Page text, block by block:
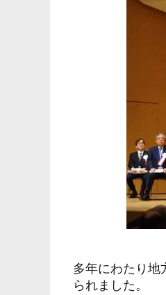
多年にわたり地
られました。